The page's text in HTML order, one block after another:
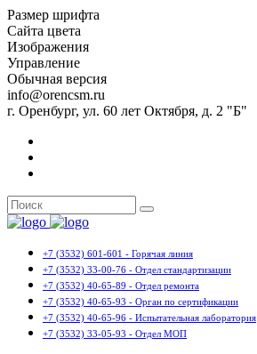
Размер шрифта
Сайта цвета
Изображения
Управление
Обычная версия
info@orencsm.ru
г. Оренбург, ул. 60 лет Октября, д. 2 "Б"
+7 (3532) 601-601 - Горячая линия
+7 (3532) 33-00-76 - Отдел стандартизации
+7 (3532) 40-65-89 - Отдел ремонта
+7 (3532) 40-65-93 - Орган по сертификации
+7 (3532) 40-65-96 - Испытательная лаборатория
+7 (3532) 33-05-93 - Отдел МОП